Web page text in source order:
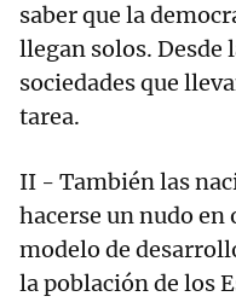
saber que la
llegan solos. Desde
sociedades que
tarea.
II - También las
hacerse un nudo en
modelo de
la población de los